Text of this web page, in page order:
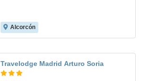
Alcorcón
Travelodge Madrid Arturo Soria